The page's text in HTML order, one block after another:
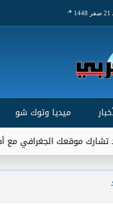
21 صفر 1448 هـ
ميديا وتوك شو
الجغرافي مع أطراف